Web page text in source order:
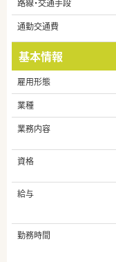
路線・交通手段
通勤交通費
基本情報
雇用形態
業種
業務内容
資格
給与
勤務時間